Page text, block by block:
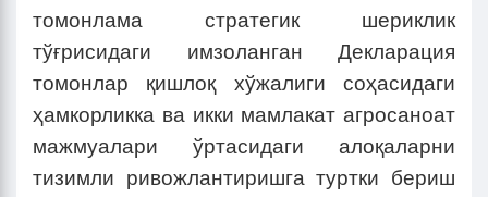
томонлама стратегик шериклик
тўғрисидаги имзоланган Декларация
томонлар қишлоқ хўжалиги соҳасидаги
ҳамкорликка ва икки мамлакат агросаноат
мажмуалари ўртасидаги алоқаларни
тизимли ривожлантиришга туртки бериш